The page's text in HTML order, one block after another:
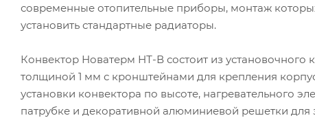
современные отопительные приборы, монтаж
установить стандартные радиаторы.
Конвектор Новатерм НТ-В состоит из установочного
толщиной 1 мм с кронштейнами для крепления
установки конвектора по высоте, нагревательного
патрубке и декоративной алюминиевой решетки для